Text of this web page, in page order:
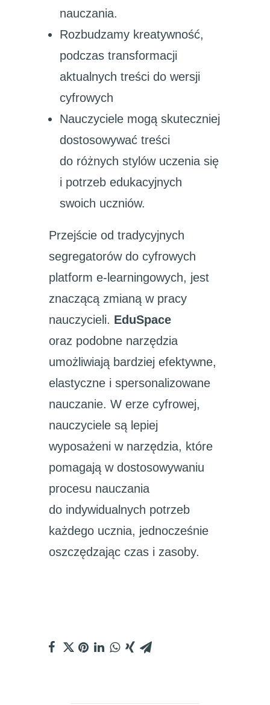
nauczania.
Rozbudzamy kreatywność,
podczas transformacji
aktualnych treści do wersji
cyfrowych
Nauczyciele mogą skuteczniej
dostosowywać treści
do różnych stylów uczenia się
i potrzeb edukacyjnych
swoich uczniów.
Przejście od tradycyjnych
segregatorów do cyfrowych
platform e-learningowych, jest
znaczącą zmianą w pracy
nauczycieli. EduSpace
oraz podobne narzędzia
umożliwiają bardziej efektywne,
elastyczne i spersonalizowane
nauczanie. W erze cyfrowej,
nauczyciele są lepiej
wyposażeni w narzędzia, które
pomagają w dostosowywaniu
procesu nauczania
do indywidualnych potrzeb
każdego ucznia, jednocześnie
oszczędzając czas i zasoby.